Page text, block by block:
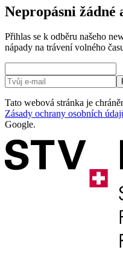
Nepropásni
Přihlas se k odběru našeho
nápady na trávení volného
Tato webová stránka je
Zásady ochrany osobních
Google.